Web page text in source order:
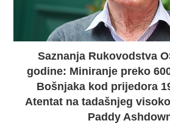
Saznanja Rukovodstva
godine: Miniranje preko
Bošnjaka kod prijedora
Atentat na tadašnjeg
Paddy